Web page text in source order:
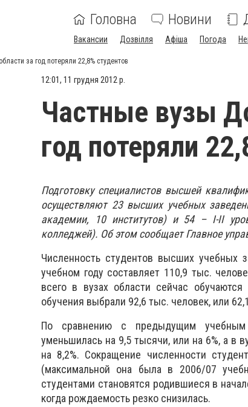
Головна Новини
Вакансии Дозвілля Афіша Погода
за год потеряли 22,8% студентов
12:01, 11 грудня 2012 р.
Частные вузы
год потеряли
Подготовку специалистов высшей
осуществляют 23 высших учебных
академии, 10 институтов) и 54 – I-II
колледжей). Об этом сообщаетГлавное
Численность студентов высших учебных
учебном году составляет 110,9 тыс.
всего в вузах области сейчас
обучения выбрали 92,6 тыс. человек, или
По сравнению с предыдущим учебным
уменьшилась на 9,5 тысячи, или на 6%, а в
на 8,2%. Сокращение численности
(максимальной она была в 2006/07
студентами становятся родившиеся в
когда рождаемость резко снизилась.